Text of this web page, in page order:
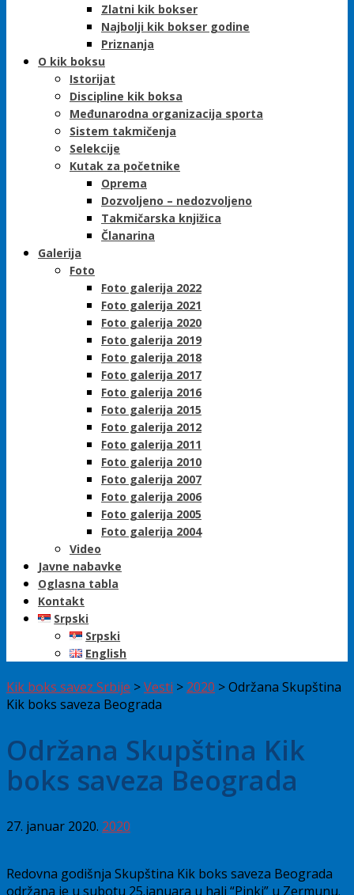
Zlatni kik bokser
Najbolji kik bokser godine
Priznanja
O kik boksu
Istorijat
Discipline kik boksa
Međunarodna organizacija sporta
Sistem takmičenja
Selekcije
Kutak za početnike
Oprema
Dozvoljeno – nedozvoljeno
Takmičarska knjižica
Članarina
Galerija
Foto
Foto galerija 2022
Foto galerija 2021
Foto galerija 2020
Foto galerija 2019
Foto galerija 2018
Foto galerija 2017
Foto galerija 2016
Foto galerija 2015
Foto galerija 2012
Foto galerija 2011
Foto galerija 2010
Foto galerija 2007
Foto galerija 2006
Foto galerija 2005
Foto galerija 2004
Video
Javne nabavke
Oglasna tabla
Kontakt
Srpski
Srpski
English
Kik boks savez Srbije >Vesti > 2020 >Održana Skupština
Kik boks saveza Beograda
Održana Skupština Kik
boks saveza Beograda
27. januar 2020. 2020
Redovna godišnja Skupština Kik boks saveza Beograda
održana je u subotu 25.januara u hali “Pinki” u Zermunu.